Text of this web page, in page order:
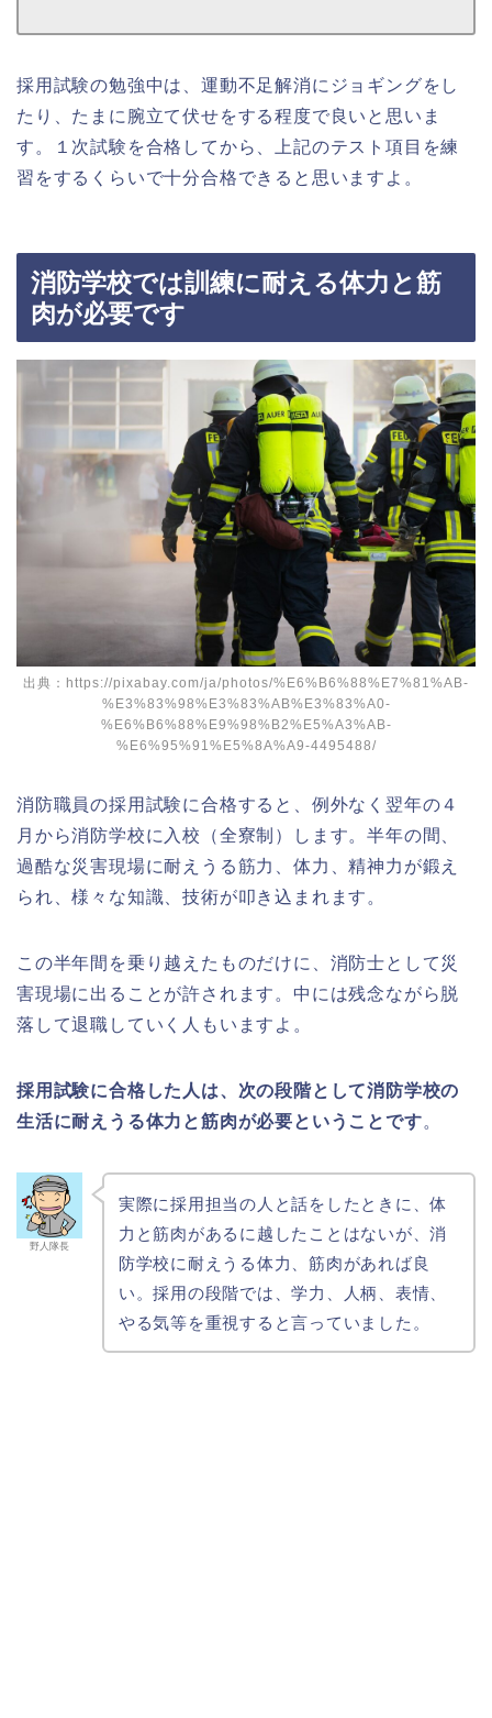
採用試験の勉強中は、運動不足解消にジョギングをし
たり、たまに腕立て伏せをする程度で良いと思いま
す。１次試験を合格してから、上記のテスト項目を練
習をするくらいで十分合格できると思いますよ。
消防学校では訓練に耐える体力と筋
肉が必要です
出典：https://pixabay.com/ja/photos/%E6%B6%88%E7%81%AB-
%E3%83%98%E3%83%AB%E3%83%A0-
%E6%B6%88%E9%98%B2%E5%A3%AB-
%E6%95%91%E5%8A%A9-4495488/
消防職員の採用試験に合格すると、例外なく翌年の４
月から消防学校に入校（全寮制）します。半年の間、
過酷な災害現場に耐えうる筋力、体力、精神力が鍛え
られ、様々な知識、技術が叩き込まれます。
この半年間を乗り越えたものだけに、消防士として災
害現場に出ることが許されます。中には残念ながら脱
落して退職していく人もいますよ。
採用試験に合格した人は、次の段階として消防学校の
生活に耐えうる体力と筋肉が必要ということです。
野人隊長
実際に採用担当の人と話をしたときに、体
力と筋肉があるに越したことはないが、消
防学校に耐えうる体力、筋肉があれば良
い。採用の段階では、学力、人柄、表情、
やる気等を重視すると言っていました。